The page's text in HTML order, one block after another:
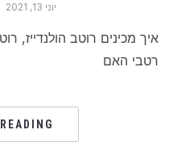
יוני 13, 2021
איך מכינים רוטב
רטבי האם